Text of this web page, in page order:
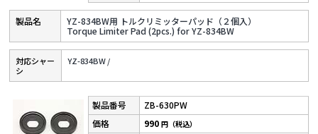
YZ-834BW用 トルクリミッターパッド（２個入）
Torque Limiter Pad (2pcs.) for YZ-834BW
対応シャー
シ
YZ-834BW /
ZB-630PW
990円（税込）